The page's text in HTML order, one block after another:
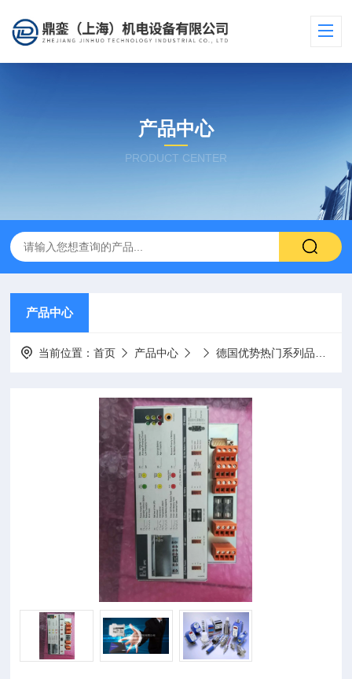
产品中心
PRODUCT CENTER
产品中心
当前位置：首页 产品中心 德国优势热门系列品牌